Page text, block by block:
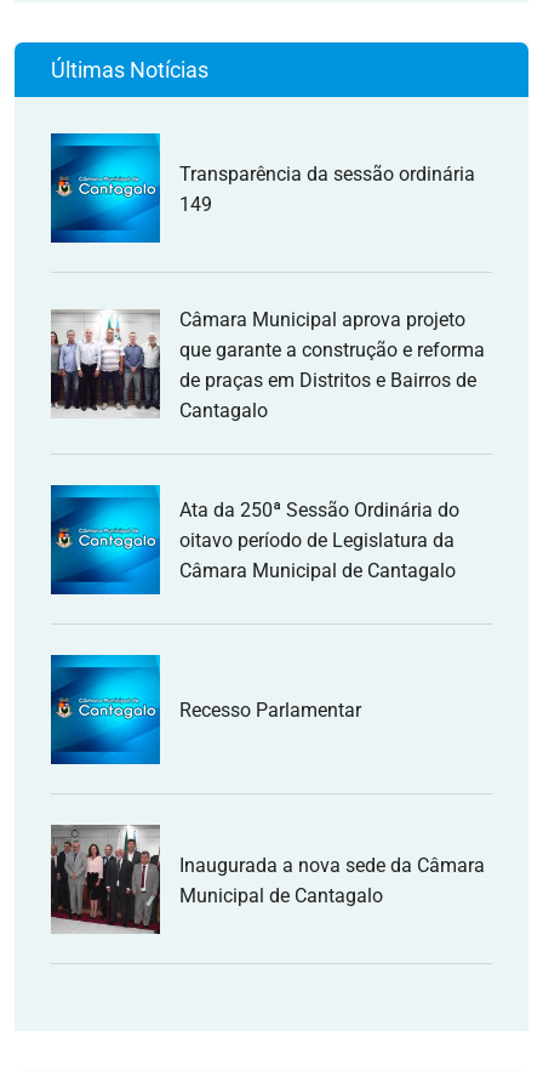
Últimas Notícias
Transparência da sessão ordinária
149
Câmara Municipal aprova projeto
que garante a construção e reforma
de praças em Distritos e Bairros de
Cantagalo
Ata da 250ª Sessão Ordinária do
oitavo período de Legislatura da
Câmara Municipal de Cantagalo
Recesso Parlamentar
Inaugurada a nova sede da Câmara
Municipal de Cantagalo